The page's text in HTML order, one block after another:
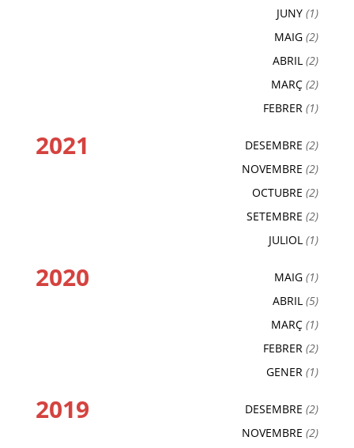
JUNY (1)
MAIG (2)
ABRIL (2)
MARÇ (2)
FEBRER (1)
2021 DESEMBRE (2)
NOVEMBRE (2)
OCTUBRE (2)
SETEMBRE (2)
JULIOL (1)
2020 MAIG (1)
ABRIL (5)
MARÇ (1)
FEBRER (2)
GENER (1)
2019 DESEMBRE (2)
NOVEMBRE (2)